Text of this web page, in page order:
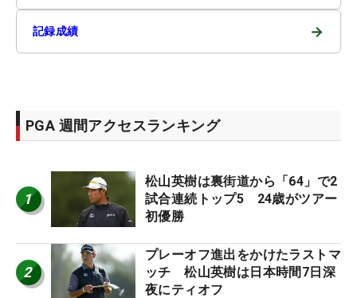
記録成績 →
PGA 週間アクセスランキング
1
松山英樹は裏街道から「64」で2
試合連続トップ5 24歳がツアー
初優勝
2
プレーオフ進出をかけたラストマ
ッチ 松山英樹は日本時間7日深
夜にティオフ